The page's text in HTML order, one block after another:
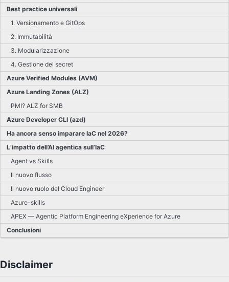
Best practice universali
1. Versionamento e GitOps
2. Immutabilità
3. Modularizzazione
4. Gestione dei secret
Azure Verified Modules (AVM)
Azure Landing Zones (ALZ)
PMI? ALZ for SMB
Azure Developer CLI (azd)
Ha ancora senso imparare IaC nel 2026?
L’impatto dell’AI agentica sull’IaC
Agent vs Skills
Il nuovo flusso
Il nuovo ruolo del Cloud Engineer
Azure-skills
APEX — Agentic Platform Engineering eXperience for Azure
Conclusioni
Disclaimer